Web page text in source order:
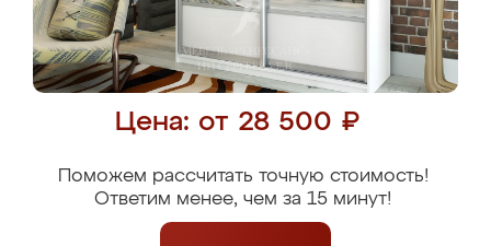
Цена: от 28 500 ₽
Поможем рассчитать точную стоимость!
Ответим менее, чем за 15 минут!